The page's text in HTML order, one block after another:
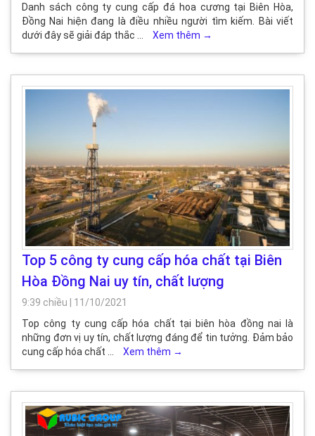
Danh sách công ty cung cấp đá hoa cương tại Biên Hòa,
Đồng Nai hiện đang là điều nhiều người tìm kiếm. Bài viết
dưới đây sẽ giải đáp thắc …
Xem thêm →
Top 5 công ty cung cấp hóa chất tại Biên
Hòa Đồng Nai uy tín, chất lượng
9:39 chiều
11/10/2021
Top công ty cung cấp hóa chất tại biên hòa đồng nai là
những đơn vị uy tín, chất lượng đáng để tin tưởng. Đảm bảo
cung cấp hóa chất …
Xem thêm →